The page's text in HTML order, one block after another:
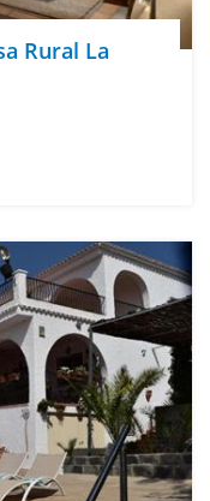
Rural La